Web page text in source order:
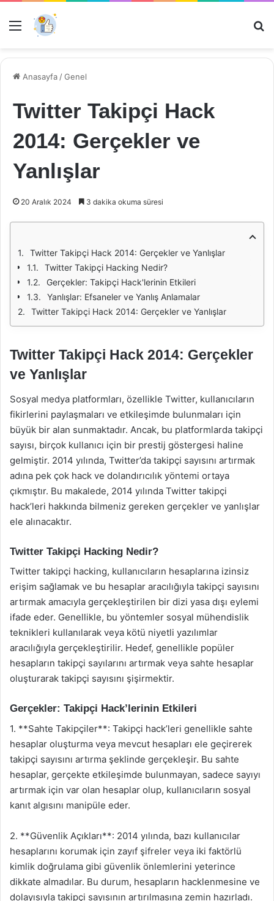
Menü
Anasayfa /Genel
Twitter Takipçi Hack
2014: Gerçekler ve
Yanlışlar
20 Aralık 2024 3 dakika okuma süresi
Twitter Takipçi Hack 2014: Gerçekler ve Yanlışlar
Twitter Takipçi Hacking Nedir?
Gerçekler: Takipçi Hack'lerinin Etkileri
Yanlışlar: Efsaneler ve Yanlış Anlamalar
Twitter Takipçi Hack 2014: Gerçekler ve Yanlışlar
Twitter Takipçi Hack 2014: Gerçekler
ve Yanlışlar
Sosyal medya platformları, özellikle Twitter, kullanıcıların
fikirlerini paylaşmaları ve etkileşimde bulunmaları için
büyük bir alan sunmaktadır. Ancak, bu platformlarda takipçi
sayısı, birçok kullanıcı için bir prestij göstergesi haline
gelmiştir. 2014 yılında, Twitter’da takipçi sayısını artırmak
adına pek çok hack ve dolandırıcılık yöntemi ortaya
çıkmıştır. Bu makalede, 2014 yılında Twitter takipçi
hack’leri hakkında bilmeniz gereken gerçekler ve yanlışlar
ele alınacaktır.
Twitter Takipçi Hacking Nedir?
Twitter takipçi hacking, kullanıcıların hesaplarına izinsiz
erişim sağlamak ve bu hesaplar aracılığıyla takipçi sayısını
artırmak amacıyla gerçekleştirilen bir dizi yasa dışı eylemi
ifade eder. Genellikle, bu yöntemler sosyal mühendislik
teknikleri kullanılarak veya kötü niyetli yazılımlar
aracılığıyla gerçekleştirilir. Hedef, genellikle popüler
hesapların takipçi sayılarını artırmak veya sahte hesaplar
oluşturarak takipçi sayısını şişirmektir.
Gerçekler: Takipçi Hack’lerinin Etkileri
1. **Sahte Takipçiler**: Takipçi hack’leri genellikle sahte
hesaplar oluşturma veya mevcut hesapları ele geçirerek
takipçi sayısını artırma şeklinde gerçekleşir. Bu sahte
hesaplar, gerçekte etkileşimde bulunmayan, sadece sayıyı
artırmak için var olan hesaplar olup, kullanıcıların sosyal
kanıt algısını manipüle eder.
2. **Güvenlik Açıkları**: 2014 yılında, bazı kullanıcılar
hesaplarını korumak için zayıf şifreler veya iki faktörlü
kimlik doğrulama gibi güvenlik önlemlerini yeterince
dikkate almadılar. Bu durum, hesapların hacklenmesine ve
dolayısıyla takipçi sayısının artırılmasına zemin hazırladı.